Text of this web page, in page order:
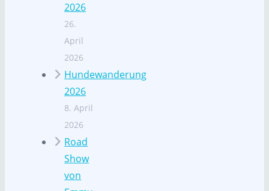
2026
26.
April
2026
Hundewanderung
2026
8. April
2026
Road
Show
von